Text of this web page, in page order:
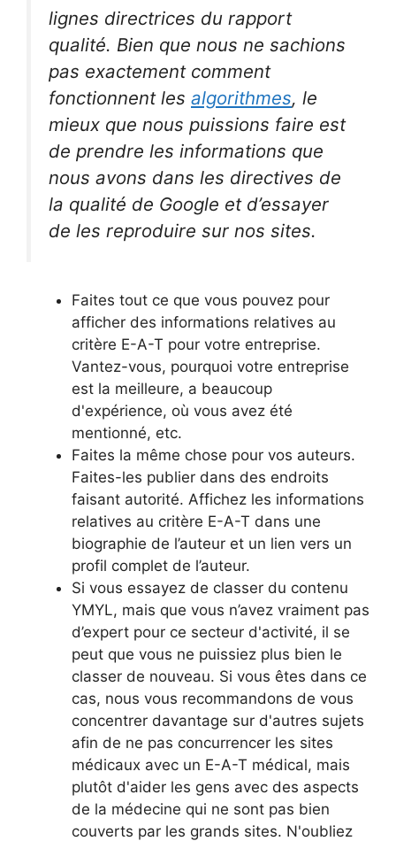
lignes directrices du rapport
qualité. Bien que nous ne sachions
pas exactement comment
fonctionnent les algorithmes, le
mieux que nous puissions faire est
de prendre les informations que
nous avons dans les directives de
la qualité de Google et d’essayer
de les reproduire sur nos sites.
Faites tout ce que vous pouvez pour
afficher des informations relatives au
critère E-A-T pour votre entreprise.
Vantez-vous, pourquoi votre entreprise
est la meilleure, a beaucoup
d'expérience, où vous avez été
mentionné, etc.
Faites la même chose pour vos auteurs.
Faites-les publier dans des endroits
faisant autorité. Affichez les informations
relatives au critère E-A-T dans une
biographie de l’auteur et un lien vers un
profil complet de l’auteur.
Si vous essayez de classer du contenu
YMYL, mais que vous n’avez vraiment pas
d’expert pour ce secteur d'activité, il se
peut que vous ne puissiez plus bien le
classer de nouveau. Si vous êtes dans ce
cas, nous vous recommandons de vous
concentrer davantage sur d'autres sujets
afin de ne pas concurrencer les sites
médicaux avec un E-A-T médical, mais
plutôt d'aider les gens avec des aspects
de la médecine qui ne sont pas bien
couverts par les grands sites. N'oubliez